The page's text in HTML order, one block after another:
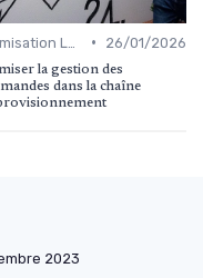
• 26/01/2026
la gestion des
dans la chaîne
2023